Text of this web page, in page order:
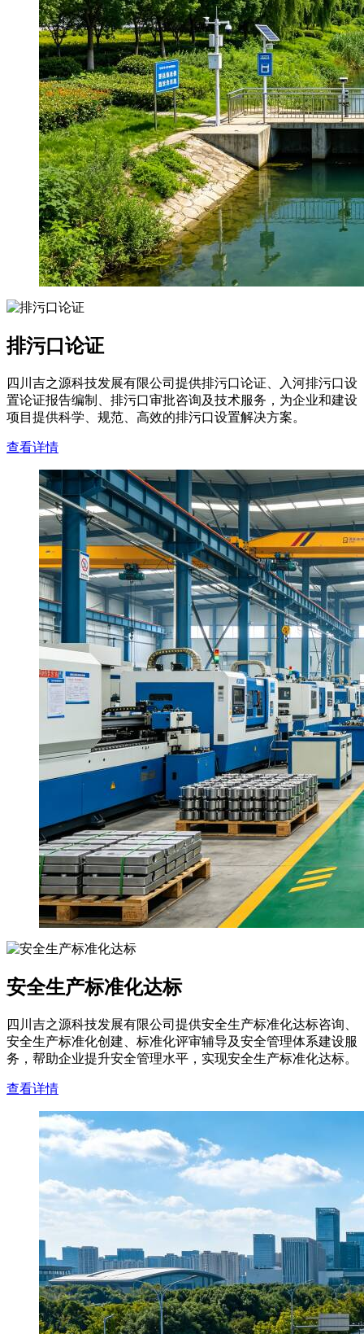
排污口论证
四川吉之源科技发展有限公司提供排污口论证、入河排污口设
置论证报告编制、排污口审批咨询及技术服务，为企业和建设
项目提供科学、规范、高效的排污口设置解决方案。
查看详情
安全生产标准化达标
四川吉之源科技发展有限公司提供安全生产标准化达标咨询、
安全生产标准化创建、标准化评审辅导及安全管理体系建设服
务，帮助企业提升安全管理水平，实现安全生产标准化达标。
查看详情